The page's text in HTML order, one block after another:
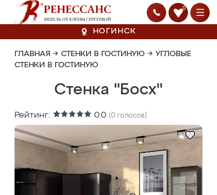
0
НОГИНСК
ГЛАВНАЯ → СТЕНКИ В ГОСТИНУЮ → УГЛОВЫЕ
СТЕНКИ В ГОСТИНУЮ
Стенка "Босх"
Рейтинг: 0.0 (0 голосов)